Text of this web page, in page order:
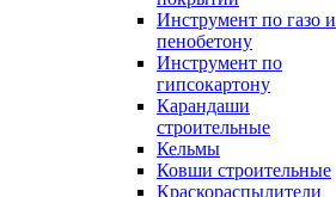
Инструмент по газо и
пенобетону
Инструмент по
гипсокартону
Карандаши
строительные
Кельмы
Ковши строительные
Краскораспылители